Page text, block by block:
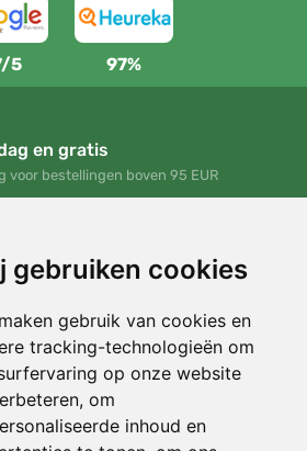
gebruiken cookies
gebruik van cookies en
tracking-technologieën om
op onze website
om
inhoud en
5 97%
en gratis
voor bestellingen boven 95 EUR
retourneren
op elk gewenst moment binnen 90
of ruilen
planten we een boom! Lees meer Over